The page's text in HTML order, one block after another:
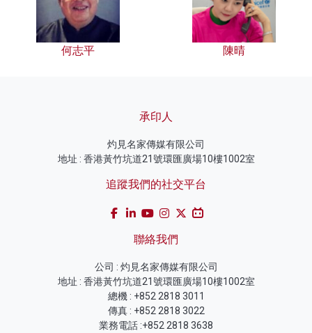
何志平 陳晴
承印人
灼見名家傳媒有限公司
地址 : 香港黃竹坑道21號環匯廣場10樓1002室
追蹤我們的社交平台
聯絡我們
公司 : 灼見名家傳媒有限公司
地址 : 香港黃竹坑道21號環匯廣場10樓1002室
總機 : +852 2818 3011
傳真 : +852 2818 3022
業務電話 :+852 2818 3638